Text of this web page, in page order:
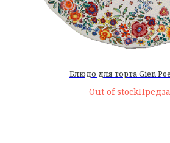
Блюдо для торта Gien
Out of stock